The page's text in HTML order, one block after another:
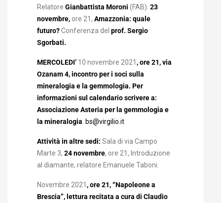
Relatore Gianbattista Moroni (FAB). 23
novembre, ore 21, Amazzonia: quale
futuro?Conferenza del prof. Sergio
Sgorbati.
MERCOLEDI’ 10 novembre 2021 , ore 21, via
Ozanam 4, incontro per i soci sulla
mineralogia e la gemmologia. Per
informazioni sul calendario scrivere a:
Associazione Asteria per la gemmologia e
la mineralogia. bs@virgilio.it
Attività in altre sedi: Sala di via Campo
Marte 3, 24 novembre, ore 21, Introduzione
al diamante, relatore Emanuele Taboni.
Novembre 2021 , ore 21, “Napoleone a
Brescia”, lettura recitata a cura di Claudio